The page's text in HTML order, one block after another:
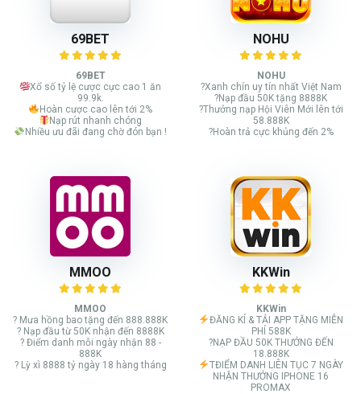
69BET
69BET
Xổ số tỷ lệ cược cực cao 1 ăn
99.9k.
Hoàn cược cao lên tới 2%
Nạp rút nhanh chóng
Nhiều ưu đãi đang chờ đón bạn !
NOHU
NOHU
?Xanh chín uy tín nhất Việt Nam
?Nạp đầu 50K tặng 8888K
?Thưởng nạp Hội Viên Mới lên tới
58.888K
?Hoàn trả cực khủng đến 2%
MMOO
MMOO
? Mưa hồng bao tặng đến 888.888K
? Nạp đầu từ 50K nhận đến 8888K
? Điểm danh mỗi ngày nhận 88 -
888K
? Lỳ xì 8888 tỷ ngày 18 hàng tháng
KKWin
KKWin
ĐĂNG KÍ & TẢI APP TẶNG MIỄN
PHÍ 588K
?NẠP ĐẦU 50K THƯỞNG ĐẾN
18.888K
TĐIỂM DANH LIÊN TỤC 7 NGÀY
NHẬN THƯỞNG IPHONE 16
PROMAX